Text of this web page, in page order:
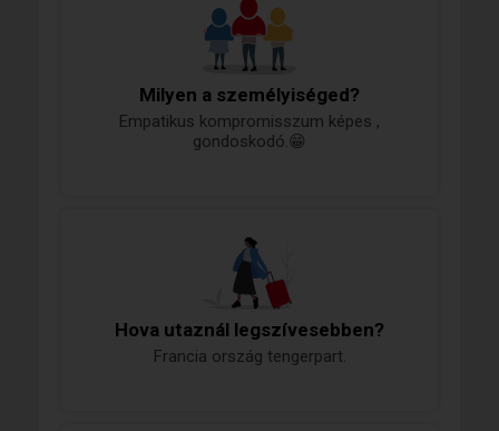
Milyen a személyiséged?
Empatikus kompromisszum képes ,
gondoskodó.😁
Hova utaznál legszívesebben?
Francia ország tengerpart.